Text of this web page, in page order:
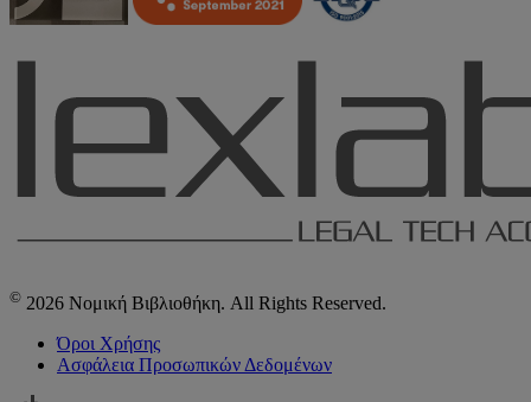
© 2026 Νομική Βιβλιοθήκη. All Rights Reserved.
Όροι Χρήσης
Ασφάλεια Προσωπικών Δεδομένων